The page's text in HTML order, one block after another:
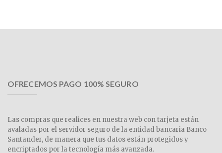
OFRECEMOS PAGO 100% SEGURO
Las compras que realices en nuestra web con tarjeta están
avaladas por el servidor seguro de la entidad bancaria Banco
Santander, de manera que tus datos están protegidos y
encriptados por la tecnología más avanzada.